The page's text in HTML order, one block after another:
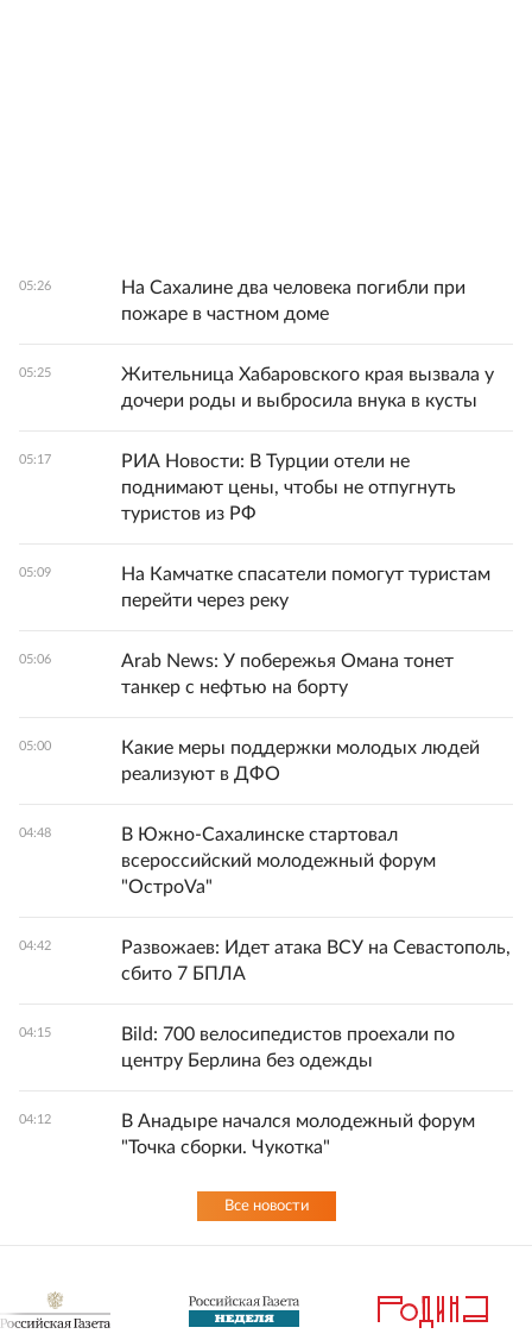
05:26
На Сахалине два человека погибли при
пожаре в частном доме
05:25
Жительница Хабаровского края вызвала у
дочери роды и выбросила внука в кусты
05:17
РИА Новости: В Турции отели не
поднимают цены, чтобы не отпугнуть
туристов из РФ
05:09
На Камчатке спасатели помогут туристам
перейти через реку
05:06
Arab News: У побережья Омана тонет
танкер с нефтью на борту
05:00
Какие меры поддержки молодых людей
реализуют в ДФО
04:48
В Южно-Сахалинске стартовал
всероссийский молодежный форум
"ОстроVa"
04:42
Развожаев: Идет атака ВСУ на Севастополь,
сбито 7 БПЛА
04:15
Bild: 700 велосипедистов проехали по
центру Берлина без одежды
04:12
В Анадыре начался молодежный форум
"Точка сборки. Чукотка"
Все новости